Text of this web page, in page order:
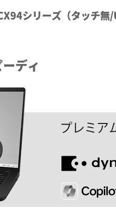
シリーズ（タッチ無
ディ